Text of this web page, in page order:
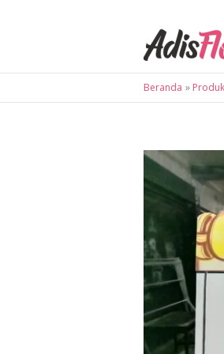
Beranda Produk